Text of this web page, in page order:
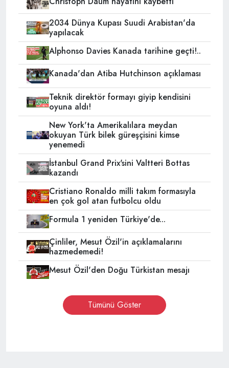
2034 Dünya Kupası Suudi Arabistan'da
yapılacak
Alphonso Davies Kanada tarihine geçti!..
Kanada'dan Atiba Hutchinson açıklaması
Teknik direktör formayı giyip kendisini
oyuna aldı!
New York'ta Amerikalılara meydan
okuyan Türk bilek güreşçisini kimse
yenemedi
İstanbul Grand Prix'sini Valtteri Bottas
kazandı
Cristiano Ronaldo milli takım formasıyla
en çok gol atan futbolcu oldu
Formula 1 yeniden Türkiye'de...
Çinliler, Mesut Özil'in açıklamalarını
hazmedemedi!
Mesut Özil'den Doğu Türkistan mesajı
Tümünü Göster